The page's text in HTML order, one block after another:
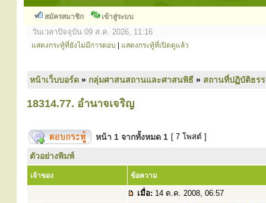
สมัครสมาชิก เข้าสู่ระบบ
วันเวลาปัจจุบัน 09 ส.ค. 2026, 11:16
แสดงกระทู้ที่ยังไม่มีการตอบ แสดงกระทู้ที่เปิดดูแล้ว
หน้าเว็บบอร์ด » กลุ่มศาสนสถานและศาสนพิธี » สถานที่ปฏิบัติธร
18314.77. อำนาจเจริญ
หน้า 1 จากทั้งหมด 1 [ 7 โพสต์ ]
ตัวอย่างพิมพ์
เจ้าของ ข้อความ
เมื่อ: 14 ต.ค. 2008, 06:57